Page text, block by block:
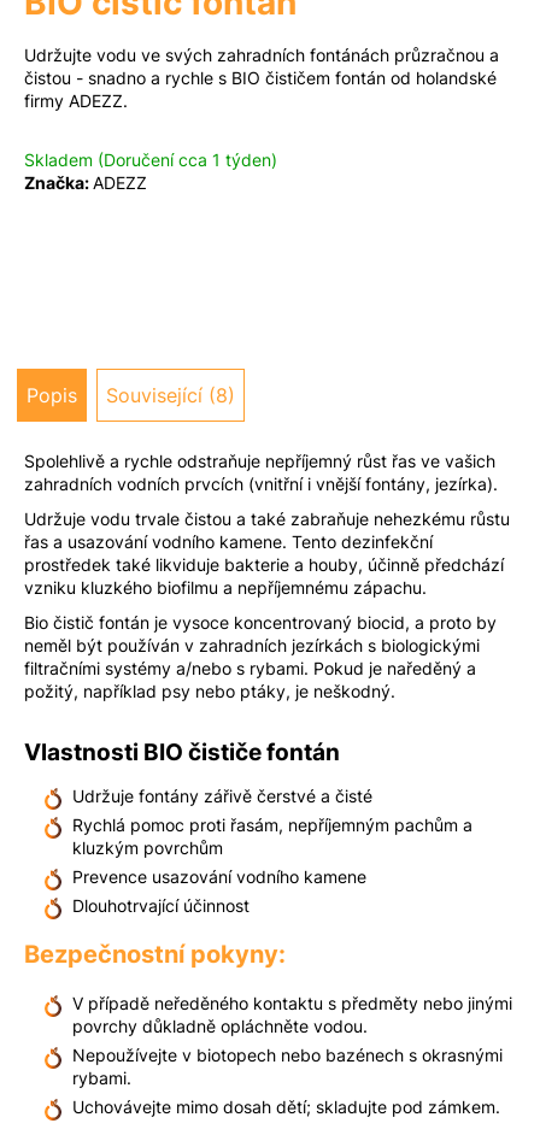
Měna
(CZK)
Přihlášení
Udržujte vodu ve svých zahradních fontánách průzračnou a
čistou - snadno a rychle s BIO čističem fontán od holandské
firmy ADEZZ.
Skladem (Doručení cca 1 týden)
Značka:ADEZZ
Popis Související (8)
Spolehlivě a rychle odstraňuje nepříjemný růst řas ve vašich
zahradních vodních prvcích (vnitřní i vnější fontány, jezírka).
Udržuje vodu trvale čistou a také zabraňuje nehezkému růstu
řas a usazování vodního kamene. Tento dezinfekční
prostředek také likviduje bakterie a houby, účinně předchází
vzniku kluzkého biofilmu a nepříjemnému zápachu.
Bio čistič fontán je vysoce koncentrovaný biocid, a proto by
neměl být používán v zahradních jezírkách s biologickými
filtračními systémy a/nebo s rybami. Pokud je naředěný a
požitý, například psy nebo ptáky, je neškodný.
Vlastnosti BIO čističe fontán
Udržuje fontány zářivě čerstvé a čisté
Rychlá pomoc proti řasám, nepříjemným pachům a
kluzkým povrchům
Prevence usazování vodního kamene
Dlouhotrvající účinnost
Bezpečnostní pokyny:
V případě neředěného kontaktu s předměty nebo jinými
povrchy důkladně opláchněte vodou.
Nepoužívejte v biotopech nebo bazénech s okrasnými
rybami.
Uchovávejte mimo dosah dětí; skladujte pod zámkem.
j
í
?
D
o
p
o
r
u
č
u
j
m
e